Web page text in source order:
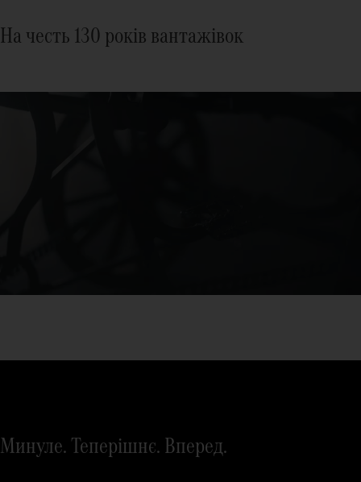
На честь 130 років вантажівок
Минуле. Теперішнє. Вперед.